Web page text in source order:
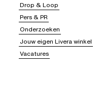
Drop & Loop
Pers & PR
Onderzoeken
Jouw eigen Livera winkel
Vacatures